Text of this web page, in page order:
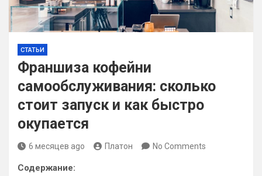
СТАТЬИ
Франшиза кофейни
самообслуживания: сколько
стоит запуск и как быстро
окупается
6 месяцев ago Платон No Comments
Содержание: